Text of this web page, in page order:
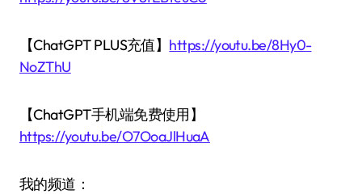
【ChatGPT PLUS充值】 https://youtu.be/8Hy0-
NoZThU
【ChatGPT手机端免费使用】
https://youtu.be/O7OoaJlHuaA
我的频道：